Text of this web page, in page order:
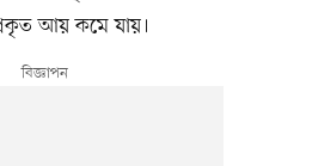
আয় কমে যায়।